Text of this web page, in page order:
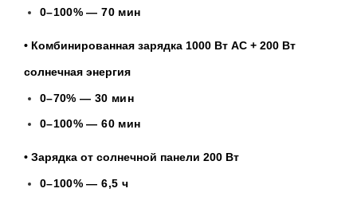
0–100% — 70 мин
• Комбинированная зарядка 1000 Вт AC + 200 Вт
солнечная энергия
0–70% — 30 мин
0–100% — 60 мин
• Зарядка от солнечной панели 200 Вт
0–100% — 6,5 ч